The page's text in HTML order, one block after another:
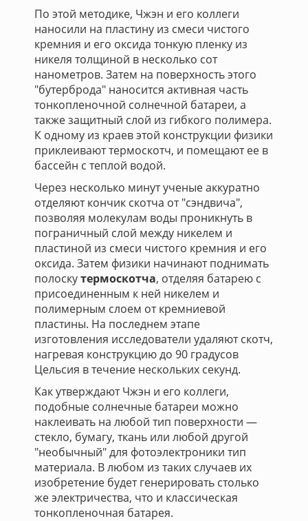
По этой методике, Чжэн и его коллеги
наносили на пластину из смеси чистого
кремния и его оксида тонкую пленку из
никеля толщиной в несколько сот
нанометров. Затем на поверхность этого
"бутерброда" наносится активная часть
тонкопленочной солнечной батареи, а
также защитный слой из гибкого полимера.
К одному из краев этой конструкции физики
приклеивают термоскотч, и помещают ее в
бассейн с теплой водой.
Через несколько минут ученые аккуратно
отделяют кончик скотча от "сэндвича",
позволяя молекулам воды проникнуть в
пограничный слой между никелем и
пластиной из смеси чистого кремния и его
оксида. Затем физики начинают поднимать
полоскутермоскотча, отделяя батарею с
присоединенным к ней никелем и
полимерным слоем от кремниевой
пластины. На последнем этапе
изготовления исследователи удаляют скотч,
нагревая конструкцию до 90 градусов
Цельсия в течение нескольких секунд.
Как утверждают Чжэн и его коллеги,
подобные солнечные батареи можно
наклеивать на любой тип поверхности —
стекло, бумагу, ткань или любой другой
"необычный" для фотоэлектроники тип
материала. В любом из таких случаев их
изобретение будет генерировать столько
же электричества, что и классическая
тонкопленочная батарея.